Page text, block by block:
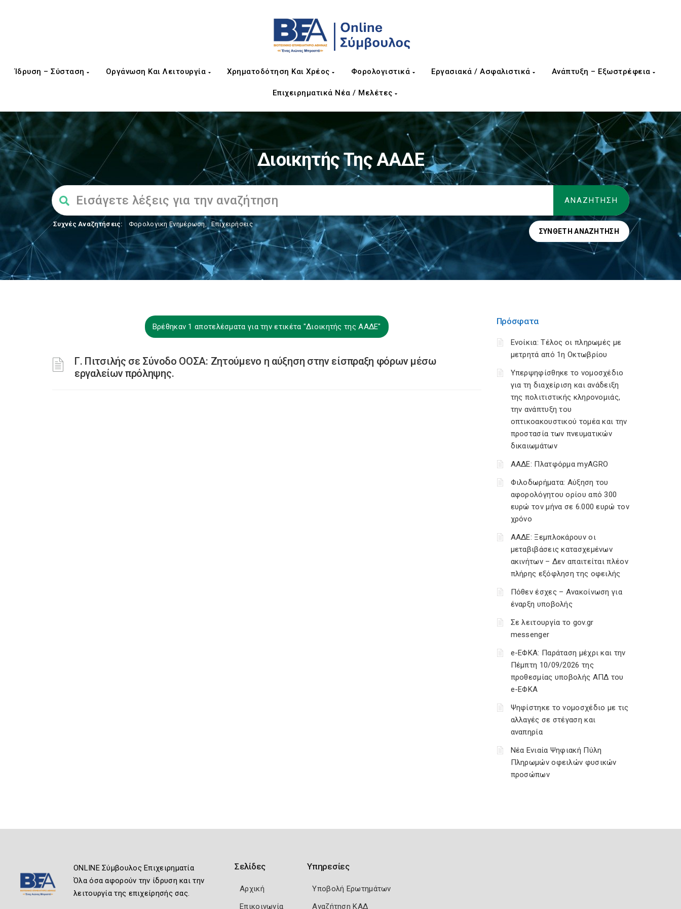
Ίδρυση – Σύσταση Οργάνωση Και Λειτουργία Χρηματοδότηση Και Χρέος Φορολογιστικά Εργασιακά / Ασφαλιστικά Ανάπτυξη – Εξωστρέφεια
Επιχειρηματικά Νέα / Μελέτες
Διοικητής Της ΑΑΔΕ
Συχνές Αναζητήσεις: Φορολογικη Ενημέρωση, Επιχειρήσεις
ΣΎΝΘΕΤΗ ΑΝΑΖΉΤΗΣΗ
Βρέθηκαν 1 αποτελέσματα για την ετικέτα "Διοικητής της ΑΑΔΕ"
Γ. Πιτσιλής σε Σύνοδο ΟΟΣΑ: Ζητούμενο η αύξηση στην είσπραξη φόρων μέσω
εργαλείων πρόληψης.
Πρόσφατα
Ενοίκια: Τέλος οι πληρωμές με
μετρητά από 1η Οκτωβρίου
Υπερψηφίσθηκε το νομοσχέδιο
για τη διαχείριση και ανάδειξη
της πολιτιστικής κληρονομιάς,
την ανάπτυξη του
οπτικοακουστικού τομέα και την
προστασία των πνευματικών
δικαιωμάτων
ΑΑΔΕ: Πλατφόρμα myAGRO
Φιλοδωρήματα: Αύξηση του
αφορολόγητου ορίου από 300
ευρώ τον μήνα σε 6.000 ευρώ τον
χρόνο
ΑΑΔΕ: Ξεμπλοκάρουν οι
μεταβιβάσεις κατασχεμένων
ακινήτων – Δεν απαιτείται πλέον
πλήρης εξόφληση της οφειλής
Πόθεν έσχες – Ανακοίνωση για
έναρξη υποβολής
Σε λειτουργία το gov.gr
messenger
e-ΕΦΚΑ: Παράταση μέχρι και την
Πέμπτη 10/09/2026 της
προθεσμίας υποβολής ΑΠΔ του
e-ΕΦΚΑ
Ψηφίστηκε το νομοσχέδιο με τις
αλλαγές σε στέγαση και
αναπηρία
Νέα Ενιαία Ψηφιακή Πύλη
Πληρωμών οφειλών φυσικών
προσώπων
ONLINE Σύμβουλος Επιχειρηματία
Όλα όσα αφορούν την ίδρυση και την
λειτουργία της επιχείρησής σας.
Σελίδες
Αρχική
Επικοινωνία
Υπηρεσίες
Υποβολή Ερωτημάτων
Αναζήτηση ΚΑΔ